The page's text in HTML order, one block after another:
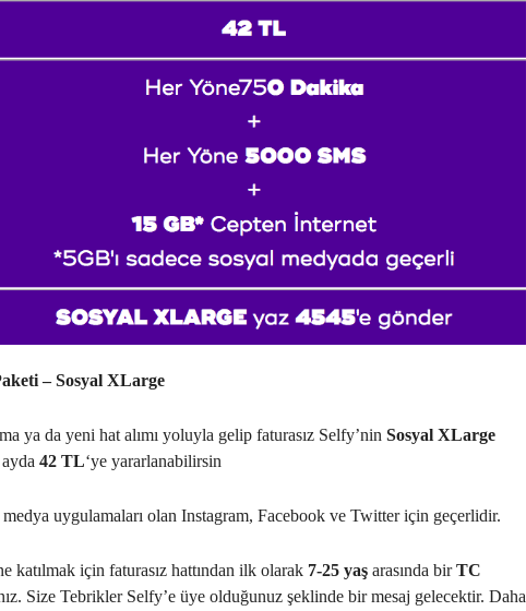
– Sosyal XLarge
ya da yeni hat alımı yoluyla gelip faturasız Selfy’nin Sosyal XLarge
42 TL‘ye yararlanabilirsin
medya uygulamaları olan Instagram, Facebook ve Twitter için geçerlidir.
katılmak için faturasız hattından ilk olarak 7-25 yaş arasında birTC
Size Tebrikler Selfy’e üye olduğunuz şeklinde bir mesaj gelecektir. Daha